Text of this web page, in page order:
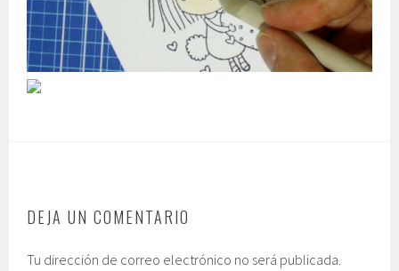
DEJA UN COMENTARIO
Tu dirección de correo electrónico no será publicada.